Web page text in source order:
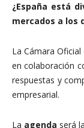
¿España está
mercados a los
La Cámara
en colaboración
respuestas y
empresarial.
La agenda será